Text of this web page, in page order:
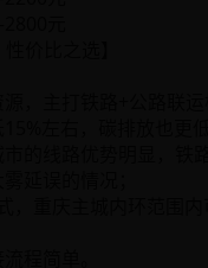
元
价比之选】
，主打铁路+公路联
左右，碳排放也更
的线路优势明显，铁
延误的情况；
，重庆主城内环范围
程简单。